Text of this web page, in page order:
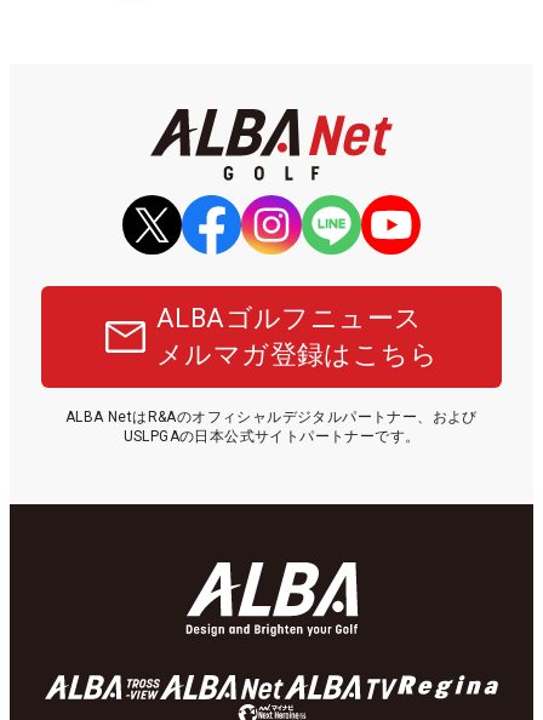
ALBAゴルフニュース
メルマガ登録はこちら
ALBA NetはR&Aのオフィシャルデジタルパートナー、および
USLPGAの日本公式サイトパートナーです。